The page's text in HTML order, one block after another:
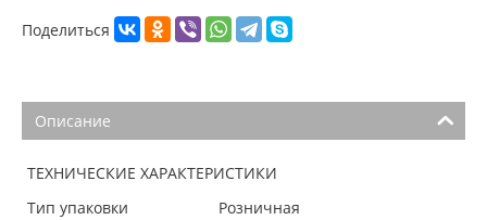
Поделиться
Описание
ТЕХНИЧЕСКИЕ ХАРАКТЕРИСТИКИ
Тип упаковки
Розничная